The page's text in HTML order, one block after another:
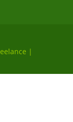
|